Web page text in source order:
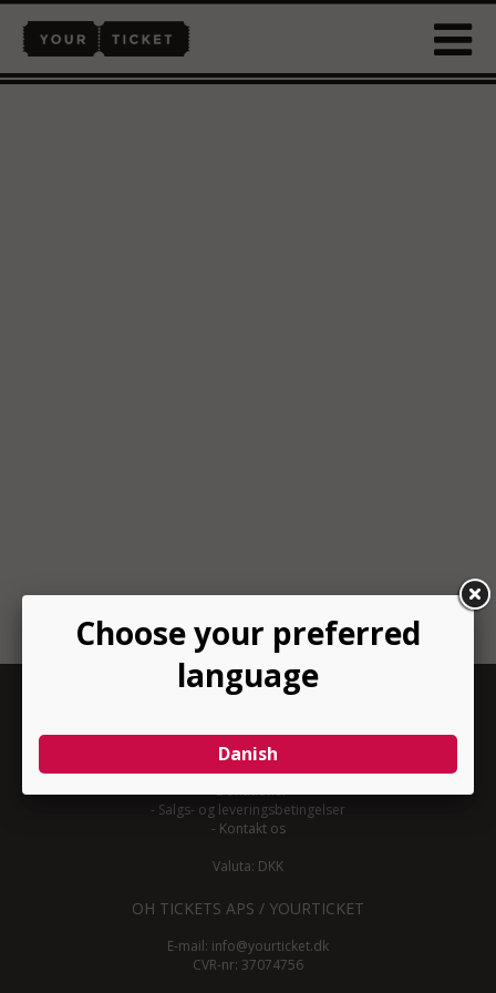
INFORMATION
-Om YourTicket
Bliv arrangør
-Arrangør login
-Donationer
- Salgs- og leveringsbetingelser
- Kontakt os
Valuta: DKK
OH TICKETS APS / YOURTICKET
E-mail: info@yourticket.dk
CVR-nr: 37074756